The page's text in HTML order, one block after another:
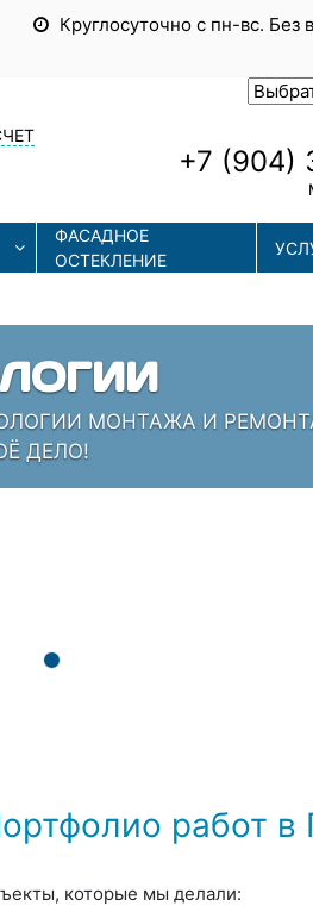
Круглосуточно с пн-вс. Без
+7 (904)
ФАСАДНОЕ
ОСТЕКЛЕНИЕ
МОНТАЖА И
ДЕЛО!
работ в
которые мы делали: